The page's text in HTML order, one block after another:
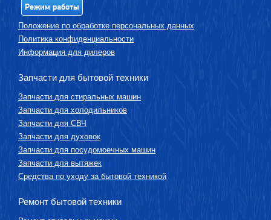
Режим работы
Положение по обработке персональных данных
Политика конфиденциальности
Информация для дилеров
Запчасти для бытовой техники
Запчасти для стиральных машин
Запчасти для холодильников
Запчасти для СВЧ
Запчасти для духовок
Запчасти для посудомоечных машин
Запчасти для вытяжек
Средства по уходу за бытовой техникой
Ремонт бытовой техники